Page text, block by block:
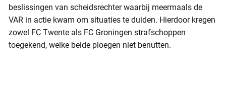
beslissingen van scheidsrechter waarbij meermaals de
VAR in actie kwam om situaties te duiden. Hierdoor kregen
zowel FC Twente als FC Groningen strafschoppen
toegekend, welke beide ploegen niet benutten.